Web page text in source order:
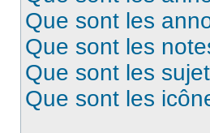
Que sont les
Que sont les
Que sont les
Que sont les